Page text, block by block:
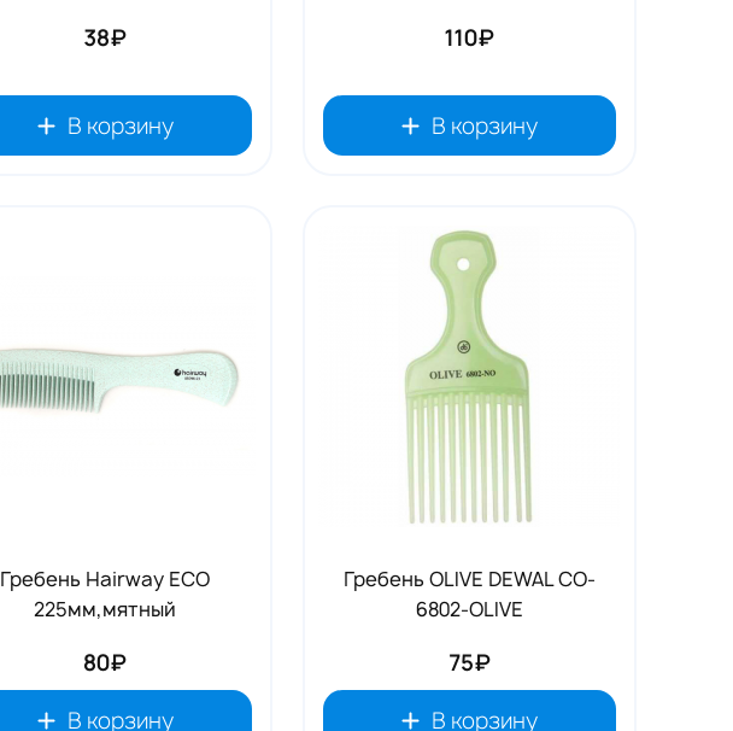
38₽
В корзину
110₽
В корзину
Гребень Hairway ECO
225мм,мятный
80₽
В корзину
Гребень OLIVE DEWAL CO-
6802-OLIVE
75₽
В корзину